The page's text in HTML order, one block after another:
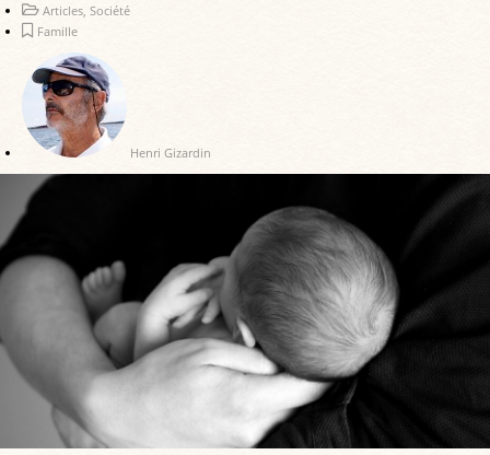
Articles Société
Famille
Henri Gizardin